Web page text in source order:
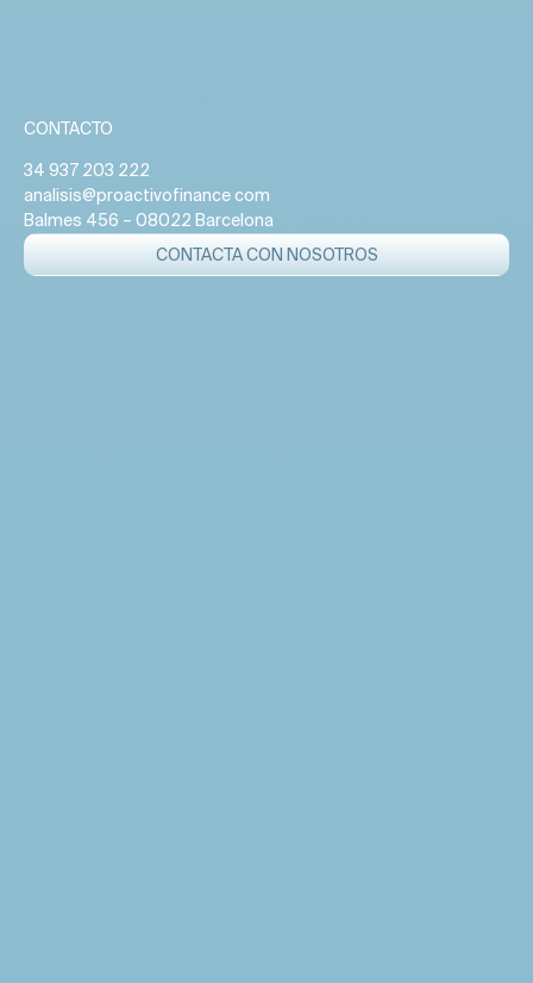
CONTACTO
34 937 203 222
analisis@proactivofinance com
Balmes 456 – 08022 Barcelona
CONTACTA CON NOSOTROS